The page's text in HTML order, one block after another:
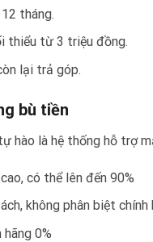
tháng.
thiểu từ 3 triệu đồng.
lại trả góp.
bù tiền
hào là hệ thống hỗ trợ
có thể lên đến 90%
không phân biệt
0%